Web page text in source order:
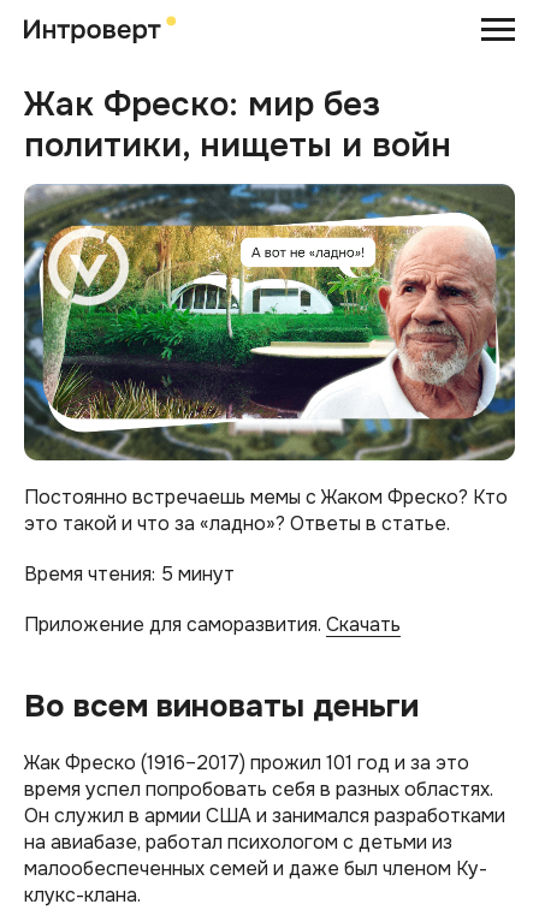
Жак Фреско: мир без
политики, нищеты и войн
Постоянно встречаешь мемы с Жаком Фреско? Кто
это такой и что за «ладно»? Ответы в статье.
Время чтения: 5 минут
Приложение для саморазвития. Скачать
Во всем виноваты деньги
Жак Фреско (1916–2017) прожил 101 год и за это
время успел попробовать себя в разных областях.
Он служил в армии США и занимался разработками
на авиабазе, работал психологом с детьми из
малообеспеченных семей и даже был членом Ку-
клукс-клана.